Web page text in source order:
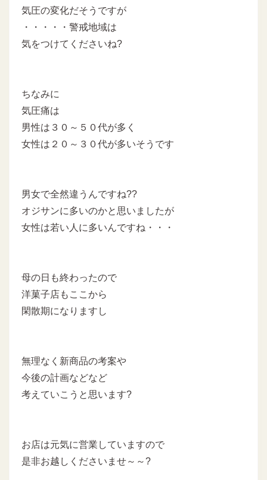
気圧の変化だそうですが
・・・・・警戒地域は
気をつけてくださいね?
ちなみに
気圧痛は
男性は３０～５０代が多く
女性は２０～３０代が多いそうです
男女で全然違うんですね??
オジサンに多いのかと思いましたが
女性は若い人に多いんですね・・・
母の日も終わったので
洋菓子店もここから
閑散期になりますし
無理なく新商品の考案や
今後の計画などなど
考えていこうと思います?
お店は元気に営業していますので
是非お越しくださいませ～～?